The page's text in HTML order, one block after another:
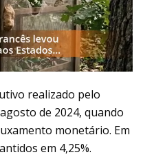
realizado pelo
de 2024, quando
monetário. Em
em 4,25%.